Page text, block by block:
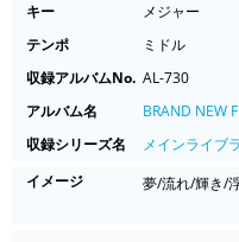
キー
メジャー
テンポ
ミドル
収録アルバムNo. AL-730
アルバム名
BRAND NEW
収録シリーズ名
メインライブ
イメージ
夢/流れ/輝き/